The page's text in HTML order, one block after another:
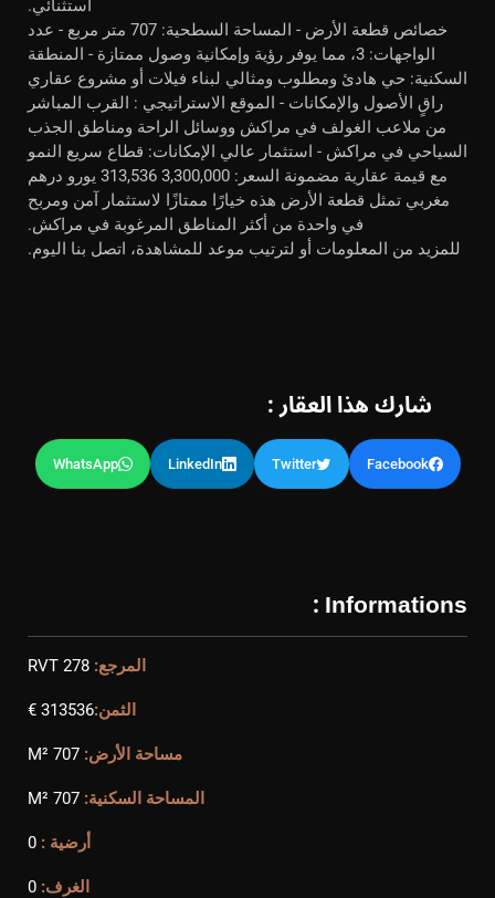
استثنائي.
خصائص قطعة الأرض - المساحة السطحية: 707 متر مربع - عدد
الواجهات: 3، مما يوفر رؤية وإمكانية وصول ممتازة - المنطقة
السكنية: حي هادئ ومطلوب ومثالي لبناء فيلات أو مشروع عقاري
راقٍ الأصول والإمكانات - الموقع الاستراتيجي : القرب المباشر
من ملاعب الغولف في مراكش ووسائل الراحة ومناطق الجذب
السياحي في مراكش - استثمار عالي الإمكانات: قطاع سريع النمو
مع قيمة عقارية مضمونة السعر: 3,300,000 313,536 يورو درهم
مغربي تمثل قطعة الأرض هذه خيارًا ممتازًا لاستثمار آمن ومربح
في واحدة من أكثر المناطق المرغوبة في مراكش.
للمزيد من المعلومات أو لترتيب موعد للمشاهدة، اتصل بنا اليوم.
شارك هذا العقار :
Facebook
Twitter
LinkedIn
WhatsApp
Informations :
المرجع: RVT 278
الثمن:313536 €
مساحة الأرض: 707 M²
المساحة السكنية: 707 M²
أرضية : 0
الغرف: 0